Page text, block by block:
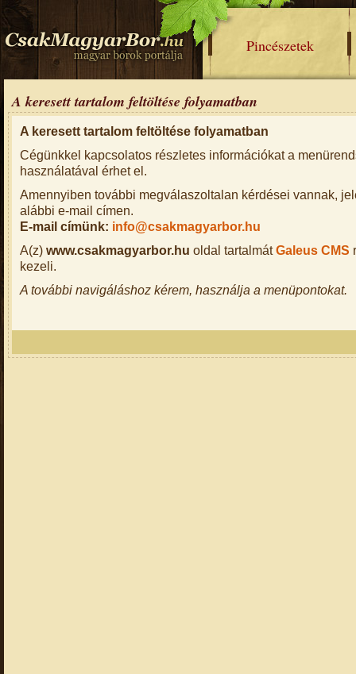
Pincészetek
A keresett tartalom feltöltése folyamatban
A keresett tartalom feltöltése folyamatban
Cégünkkel kapcsolatos részletes információkat a
használatával érhet el.
Amennyiben további megválaszoltalan kérdései vannak,
alábbi e-mail címen.
E-mail címünk: info@csakmagyarbor.hu
A(z) www.csakmagyarbor.hu oldal tartalmátGaleus CMS
kezeli.
A további navigáláshoz kérem, használja a menüpontokat.